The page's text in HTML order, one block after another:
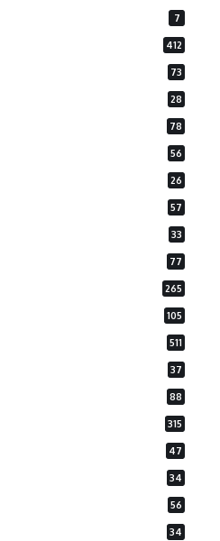
7
412
73
28
78
56
26
57
33
77
265
105
511
37
88
315
47
34
56
34